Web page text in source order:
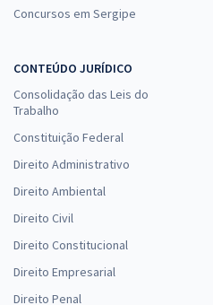
Concursos em Sergipe
CONTEÚDO JURÍDICO
Consolidação das Leis do
Trabalho
Constituição Federal
Direito Administrativo
Direito Ambiental
Direito Civil
Direito Constitucional
Direito Empresarial
Direito Penal